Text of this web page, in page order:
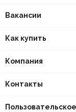
Вакансии
Как купить
Компания
Контакты